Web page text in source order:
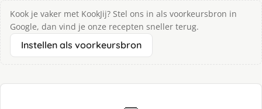
Kook je vaker met KookJij? Stel ons in als voorkeursbron in
Google, dan vind je onze recepten sneller terug.
Instellen als voorkeursbron